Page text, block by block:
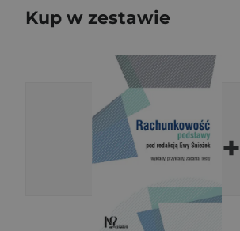
Kup w zestawie
+